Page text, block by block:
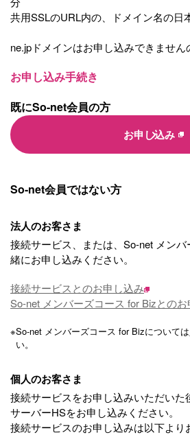
共用SSLのURL内の、ドメイン名の日
ne.jpドメインはお申し込みできません
お申し込み手続き
既にSo-net会員の方
お申し込み
So-net会員ではない方
法人のお客さま
接続サービス、または、So-net メン
緒にお申し込みください。
接続サービスとのお申し込み
So-net メンバーズコース for Bizとの
※So-net メンバーズコース for Bizについては
い。
個人のお客さま
接続サービスをお申し込みいただいた
サーバーHSをお申し込みください。
接続サービスのお申し込みは以下より